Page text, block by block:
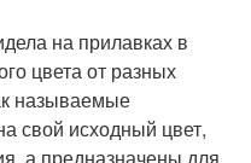
на прилавках в
цвета от разных
называемые
свой исходный цвет,